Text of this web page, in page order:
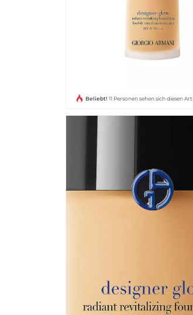
Beliebt! 11 Personen sehen sich diesen